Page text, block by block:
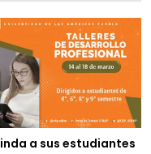
a sus estudiantes